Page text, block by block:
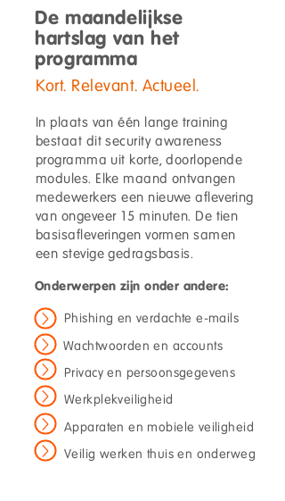
De maandelijkse
hartslag van het
programma
Kort. Relevant. Actueel.
In plaats van één lange training
bestaat dit security awareness
programma uit korte, doorlopende
modules. Elke maand ontvangen
medewerkers een nieuwe aflevering
van ongeveer 15 minuten. De tien
basisafleveringen vormen samen
een stevige gedragsbasis.
Onderwerpen zijn onder andere:
Phishing en verdachte e-mails
Wachtwoorden en accounts
Privacy en persoonsgegevens
Werkplekveiligheid
Apparaten en mobiele veiligheid
Veilig werken thuis en onderweg